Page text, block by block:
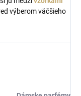
výberom väčšieho